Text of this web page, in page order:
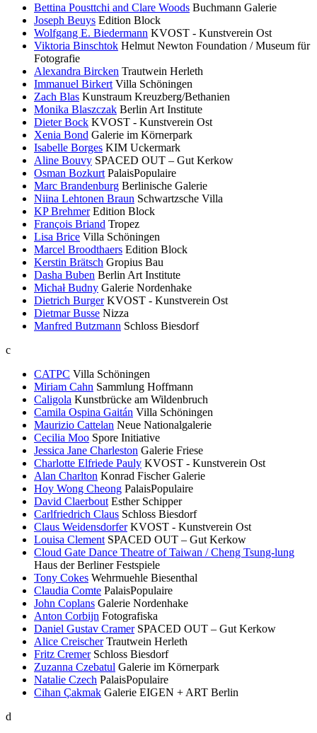
Bettina Pousttchi and Clare Woods Buchmann Galerie
Joseph Beuys Edition Block
Wolfgang E. Biedermann KVOST - Kunstverein Ost
Viktoria Binschtok Helmut Newton Foundation / Museum für
Fotografie
Alexandra Bircken Trautwein Herleth
Immanuel Birkert Villa Schöningen
Zach Blas Kunstraum Kreuzberg/Bethanien
Monika Blaszczak Berlin Art Institute
Dieter Bock KVOST - Kunstverein Ost
Xenia Bond Galerie im Körnerpark
Isabelle Borges KIM Uckermark
Aline Bouvy SPACED OUT – Gut Kerkow
Osman Bozkurt PalaisPopulaire
Marc Brandenburg Berlinische Galerie
Niina Lehtonen Braun Schwartzsche Villa
KP Brehmer Edition Block
François Briand Tropez
Lisa Brice Villa Schöningen
Marcel Broodthaers Edition Block
Kerstin Brätsch Gropius Bau
Dasha Buben Berlin Art Institute
Michał Budny Galerie Nordenhake
Dietrich Burger KVOST - Kunstverein Ost
Dietmar Busse Nizza
Manfred Butzmann Schloss Biesdorf
c
CATPC Villa Schöningen
Miriam Cahn Sammlung Hoffmann
Caligola Kunstbrücke am Wildenbruch
Camila Ospina Gaitán Villa Schöningen
Maurizio Cattelan Neue Nationalgalerie
Cecilia Moo Spore Initiative
Jessica Jane Charleston Galerie Friese
Charlotte Elfriede Pauly KVOST - Kunstverein Ost
Alan Charlton Konrad Fischer Galerie
Hoy Wong Cheong PalaisPopulaire
David Claerbout Esther Schipper
Carlfriedrich Claus Schloss Biesdorf
Claus Weidensdorfer KVOST - Kunstverein Ost
Louisa Clement SPACED OUT – Gut Kerkow
Cloud Gate Dance Theatre of Taiwan / Cheng Tsung-lung
Haus der Berliner Festspiele
Tony Cokes Wehrmuehle Biesenthal
Claudia Comte PalaisPopulaire
John Coplans Galerie Nordenhake
Anton Corbijn Fotografiska
Daniel Gustav Cramer SPACED OUT – Gut Kerkow
Alice Creischer Trautwein Herleth
Fritz Cremer Schloss Biesdorf
Zuzanna Czebatul Galerie im Körnerpark
Natalie Czech PalaisPopulaire
Cihan Çakmak Galerie EIGEN + ART Berlin
d